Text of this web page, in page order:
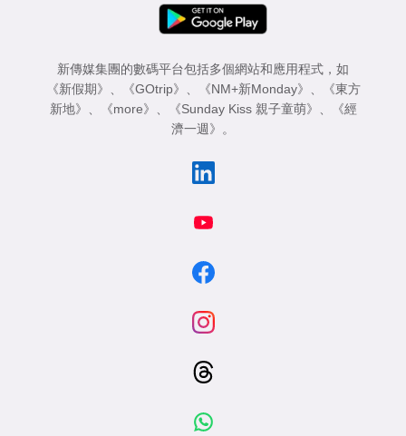
新傳媒集團的數碼平台包括多個網站和應用程式，如
《新假期》 、 《GOtrip》 、 《NM+新Monday》 、
《東方
新地》 、 《more》 、 《Sunday Kiss 親子童萌》 、
《經
濟一週》 。